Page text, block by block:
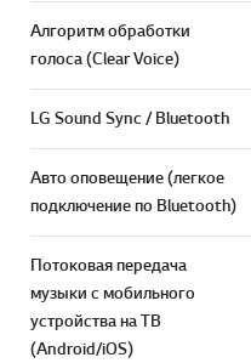
Алгоритм обработки
голоса (Clear Voice)
LG Sound Sync / Bluetooth
Авто оповещение (легкое
подключение по Bluetooth)
Потоковая передача
музыки с мобильного
устройства на ТВ
(Android/iOS)